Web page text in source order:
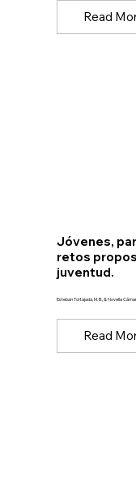
Read
Jóvenes,
retos
juventud.
Esteban Tortajada, M. B., & Novella
Read